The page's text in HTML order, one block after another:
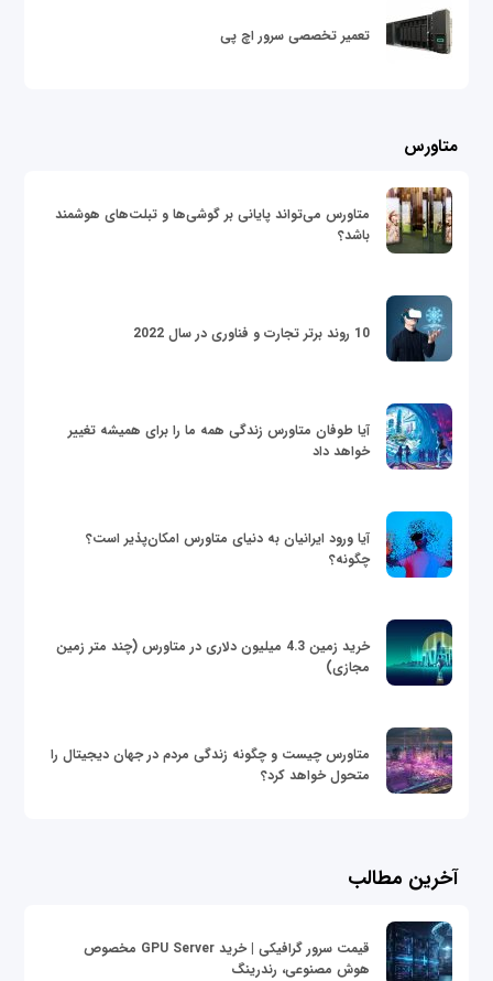
تعمیر تخصصی سرور اچ پی
متاورس
متاورس می‌تواند پایانی بر گوشی‌ها و تبلت‌های هوشمند
باشد؟
10 روند برتر تجارت و فناوری در سال 2022
آیا طوفان متاورس زندگی همه ما را برای همیشه تغییر
خواهد داد
آیا ورود ایرانیان به دنیای متاورس امکان‌پذیر است؟
چگونه؟
خرید زمین 4.3 میلیون دلاری در متاورس (چند متر زمین
مجازی)
متاورس چیست و چگونه زندگی مردم در جهان دیجیتال را
متحول خواهد کرد؟
آخرین مطالب
قیمت سرور گرافیکی | خرید GPU Server مخصوص
هوش مصنوعی، رندرینگ